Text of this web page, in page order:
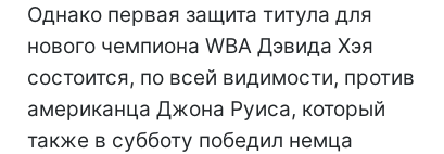
Однако первая защита титула для
нового чемпиона WBA Дэвида Хэя
состоится, по всей видимости, против
американца Джона Руиса, который
также в субботу победил немца